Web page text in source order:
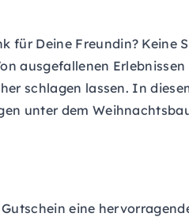
Deine Freundin? Keine
ausgefallenen
schlagen lassen. In
unter dem
Gutschein eine